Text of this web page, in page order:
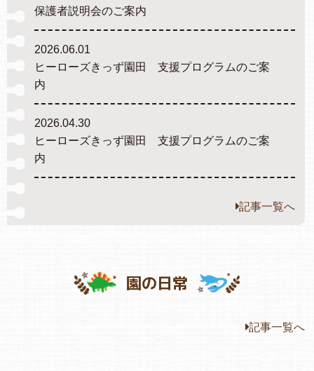
採用情報
ヒーローズにしのみや保育園
保護者説明会のご案内
2026.06.01
ヒーローズきっず園田 支援プログラムのご案
内
2026.04.30
ヒーローズきっず園田 支援プログラムのご案
内
記事一覧へ
園の日常
記事一覧へ